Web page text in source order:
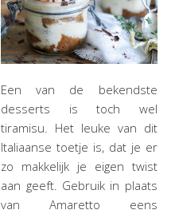
Een van de bekendste
desserts is toch wel
tiramisu. Het leuke van dit
Italiaanse toetje is, dat je er
zo makkelijk je eigen twist
aan geeft. Gebruik in plaats
van Amaretto eens